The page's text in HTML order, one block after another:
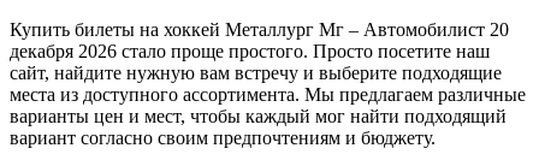
Купить билеты на хоккей Металлург Мг – Автомобилист 20
декабря 2026 стало проще простого. Просто посетите наш
сайт, найдите нужную вам встречу и выберите подходящие
места из доступного ассортимента. Мы предлагаем различные
варианты цен и мест, чтобы каждый мог найти подходящий
вариант согласно своим предпочтениям и бюджету.